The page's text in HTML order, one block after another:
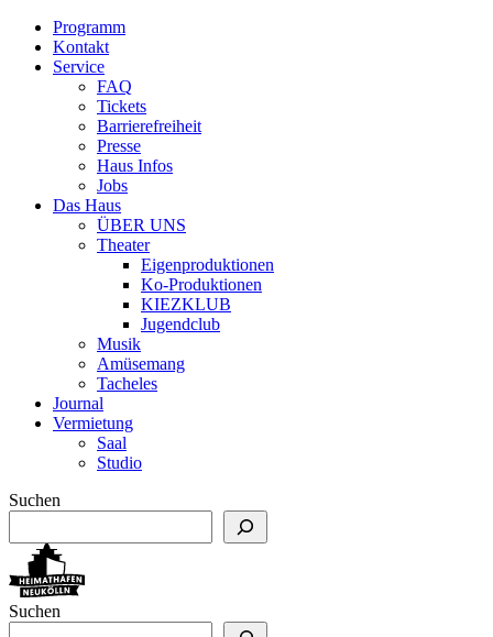
Programm
Kontakt
Service
FAQ
Tickets
Barrierefreiheit
Presse
Haus Infos
Jobs
Das Haus
ÜBER UNS
Theater
Eigenproduktionen
Ko-Produktionen
KIEZKLUB
Jugendclub
Musik
Amüsemang
Tacheles
Journal
Vermietung
Saal
Studio
Suchen
Suchen